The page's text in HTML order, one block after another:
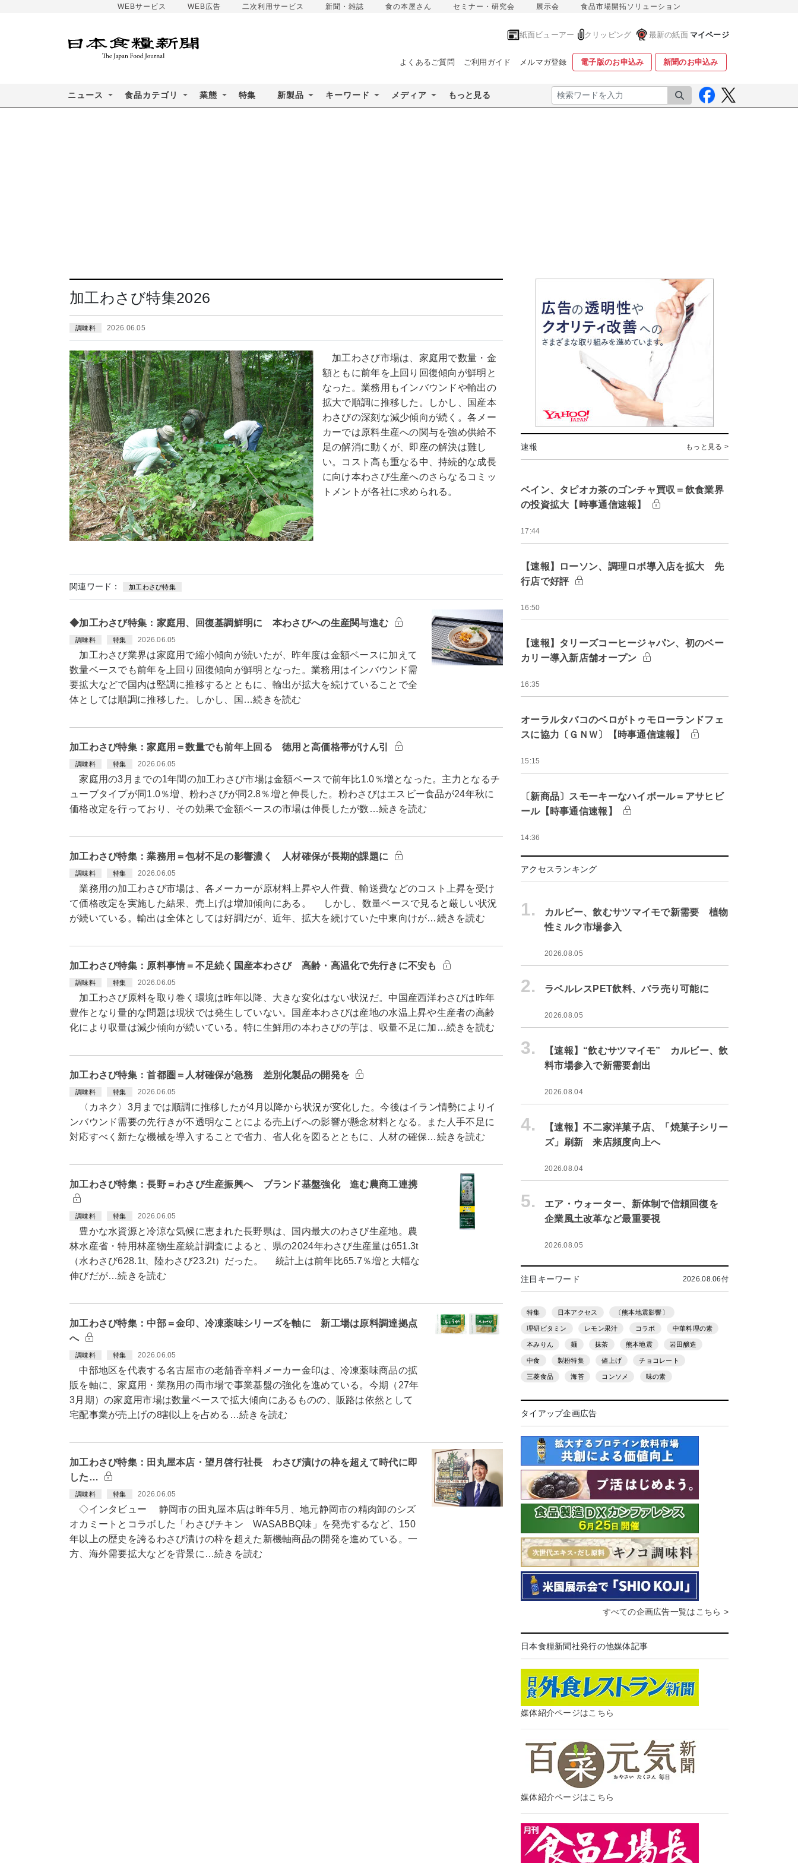
WEBサービス WEB広告 二次利用サービス 新聞・雑誌 食の本屋さん セミナー・研究会 展示会 食品市場開拓ソリューション
紙面ビューアー クリッピング 最新の紙面 マイページ
よくあるご質問 ご利用ガイド メルマガ登録 電子版のお申込み 新聞のお申込み
ニュース 食品カテゴリ 業態 特集 新製品 キーワード メディア もっと見る 検索
加工わさび特集2026
調味料 2026.06.05
加工わさび市場は、家庭用で数量・金
額ともに前年を上回り回復傾向が鮮明と
なった。業務用もインバウンドや輸出の
拡大で順調に推移した。しかし、国産本
わさびの深刻な減少傾向が続く。各メー
カーでは原料生産への関与を強め供給不
足の解消に動くが、即座の解決は難し
い。コスト高も重なる中、持続的な成長
に向け本わさび生産へのさらなるコミッ
トメントが各社に求められる。
関連ワード： 加工わさび特集
◆加工わさび特集：家庭用、回復基調鮮明に 本わさびへの生産関与進む
調味料 特集 2026.06.05
加工わさび業界は家庭用で縮小傾向が続いたが、昨年度は金額ベースに加えて
数量ベースでも前年を上回り回復傾向が鮮明となった。業務用はインバウンド需
要拡大などで国内は堅調に推移するとともに、輸出が拡大を続けていることで全
体としては順調に推移した。しかし、国…続きを読む
加工わさび特集：家庭用＝数量でも前年上回る 徳用と高価格帯がけん引
調味料 特集 2026.06.05
家庭用の3月までの1年間の加工わさび市場は金額ベースで前年比1.0％増となった。主力となるチ
ューブタイプが同1.0％増、粉わさびが同2.8％増と伸長した。粉わさびはエスビー食品が24年秋に
価格改定を行っており、その効果で金額ベースの市場は伸長したが数…続きを読む
加工わさび特集：業務用＝包材不足の影響濃く 人材確保が長期的課題に
調味料 特集 2026.06.05
業務用の加工わさび市場は、各メーカーが原材料上昇や人件費、輸送費などのコスト上昇を受け
て価格改定を実施した結果、売上げは増加傾向にある。 しかし、数量ベースで見ると厳しい状況
が続いている。輸出は全体としては好調だが、近年、拡大を続けていた中東向けが…続きを読む
加工わさび特集：原料事情＝不足続く国産本わさび 高齢・高温化で先行きに不安も
調味料 特集 2026.06.05
加工わさび原料を取り巻く環境は昨年以降、大きな変化はない状況だ。中国産西洋わさびは昨年
豊作となり量的な問題は現状では発生していない。国産本わさびは産地の水温上昇や生産者の高齢
化により収量は減少傾向が続いている。特に生鮮用の本わさびの芋は、収量不足に加…続きを読む
加工わさび特集：首都圏＝人材確保が急務 差別化製品の開発を
調味料 特集 2026.06.05
〈カネク〉3月までは順調に推移したが4月以降から状況が変化した。今後はイラン情勢によりイ
ンバウンド需要の先行きが不透明なことによる売上げへの影響が懸念材料となる。また人手不足に
対応すべく新たな機械を導入することで省力、省人化を図るとともに、人材の確保…続きを読む
加工わさび特集：長野＝わさび生産振興へ ブランド基盤強化 進む農商工連携
調味料 特集 2026.06.05
豊かな水資源と冷涼な気候に恵まれた長野県は、国内最大のわさび生産地。農
林水産省・特用林産物生産統計調査によると、県の2024年わさび生産量は651.3t
（水わさび628.1t、陸わさび23.2t）だった。 統計上は前年比65.7％増と大幅な
伸びだが…続きを読む
加工わさび特集：中部＝金印、冷凍薬味シリーズを軸に 新工場は原料調達拠点
へ
調味料 特集 2026.06.05
中部地区を代表する名古屋市の老舗香辛料メーカー金印は、冷凍薬味商品の拡
販を軸に、家庭用・業務用の両市場で事業基盤の強化を進めている。今期（27年
3月期）の家庭用市場は数量ベースで拡大傾向にあるものの、販路は依然として
宅配事業が売上げの8割以上を占める…続きを読む
加工わさび特集：田丸屋本店・望月啓行社長 わさび漬けの枠を超えて時代に即
した…
調味料 特集 2026.06.05
◇インタビュー 静岡市の田丸屋本店は昨年5月、地元静岡市の精肉卸のシズ
オカミートとコラボした「わさびチキン WASABBQ味」を発売するなど、150
年以上の歴史を誇るわさび漬けの枠を超えた新機軸商品の開発を進めている。一
方、海外需要拡大などを背景に…続きを読む
速報 もっと見る >
ベイン、タピオカ茶のゴンチャ買収＝飲食業界
の投資拡大【時事通信速報】
17:44
【速報】ローソン、調理ロボ導入店を拡大 先
行店で好評
16:50
【速報】タリーズコーヒージャパン、初のベー
カリー導入新店舗オープン
16:35
オーラルタバコのベロがトゥモローランドフェ
スに協力〔ＧＮＷ〕【時事通信速報】
15:15
〔新商品〕スモーキーなハイボール＝アサヒビ
ール【時事通信速報】
14:36
アクセスランキング
1.
カルビー、飲むサツマイモで新需要 植物
性ミルク市場参入
2026.08.05
2. ラベルレスPET飲料、バラ売り可能に
2026.08.05
3.
【速報】“飲むサツマイモ” カルビー、飲
料市場参入で新需要創出
2026.08.04
4.
【速報】不二家洋菓子店、「焼菓子シリー
ズ」刷新 来店頻度向上へ
2026.08.04
5.
エア・ウォーター、新体制で信頼回復を
企業風土改革など最重要視
2026.08.05
注目キーワード 2026.08.06付
特集 日本アクセス 〔熊本地震影響〕
理研ビタミン レモン果汁 コラボ 中華料理の素
本みりん 麺 抹茶 熊本地震 岩田醸造
中食 製粉特集 値上げ チョコレート
三菱食品 海苔 コンソメ 味の素
タイアップ企画広告
すべての企画広告一覧はこちら >
日本食糧新聞社発行の他媒体記事
媒体紹介ページはこちら
媒体紹介ページはこちら